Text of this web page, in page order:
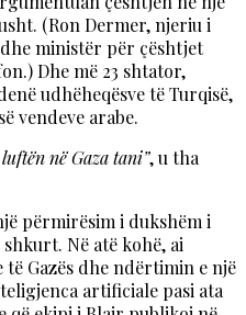
(Ron Dermer, njeriu i
ministër për çështjet
Dhe më 23 shtator,
udhëheqësve të Turqisë,
vendeve arabe.
në Gaza tani”, u tha
përmirësim i dukshëm i
Në atë kohë, ai
Gazës dhe ndërtimin e një
artificiale pasi ata